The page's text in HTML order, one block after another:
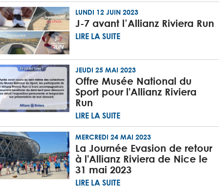
LUNDI 12 JUIN 2023
J-7 avant l’Allianz Riviera Run
LIRE LA SUITE
JEUDI 25 MAI 2023
Offre Musée National du
Sport pour l'Allianz Riviera
Run
LIRE LA SUITE
MERCREDI 24 MAI 2023
La Journée Evasion de retour
à l'Allianz Riviera de Nice le
31 mai 2023
LIRE LA SUITE